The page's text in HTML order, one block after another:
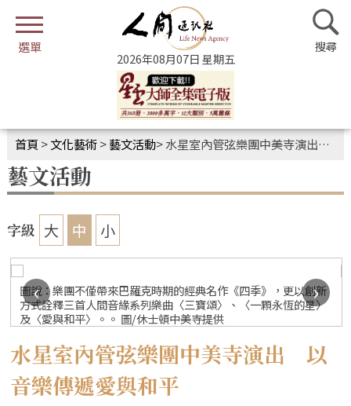
2026年08月07日 星期五
首頁 >文化藝術>藝文活動>水星室內管弦樂團中美寺演出 以音樂傳遞愛與和平
藝文活動
字級 大 中 小
圖說：樂團不僅帶來巴羅克時期的經典名作《四季》，更以創新
方式詮釋三首人間音緣系列樂曲〈三寶頌〉、〈一顆永恆的星〉
及〈愛與和平〉。。 圖/休士頓中美寺提供
‹ ›
水星室內管弦樂團中美寺演出 以
音樂傳遞愛與和平